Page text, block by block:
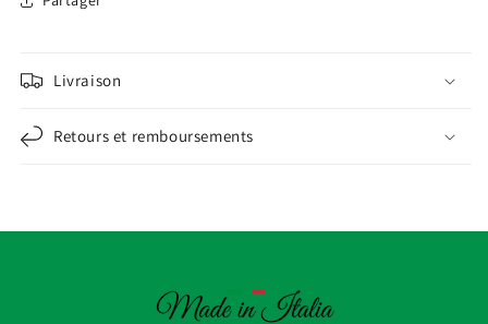
Livraison
Retours et remboursements